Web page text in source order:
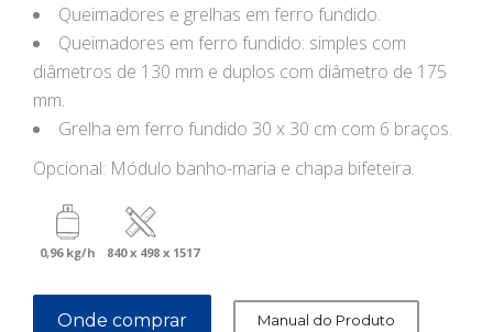
Queimadores e grelhas em ferro fundido.
Queimadores em ferro fundido: simples com
diâmetros de 130 mm e duplos com diâmetro de 175
mm.
Grelha em ferro fundido 30 x 30 cm com 6 braços.
Opcional: Módulo banho-maria e chapa bifeteira.
0,96 kg/h 840 x 498 x 1517
Onde comprar Manual do Produto